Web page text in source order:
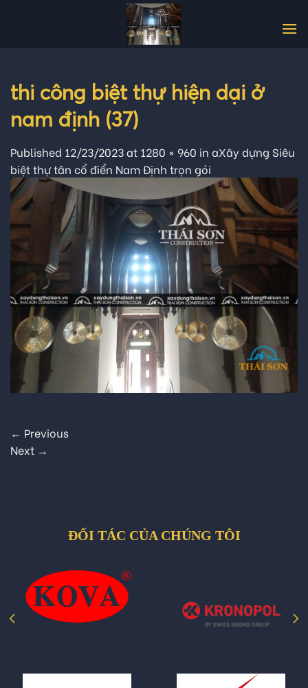
thi công biệt thự hiện dại ở
nam định (37)
Published 12/23/2023at 1280 × 960 in aXây dựng Siêu
biệt thự tân cổ điển Nam Định trọn gói
← Previous
Next →
ĐỐI TÁC CỦA CHÚNG TÔI